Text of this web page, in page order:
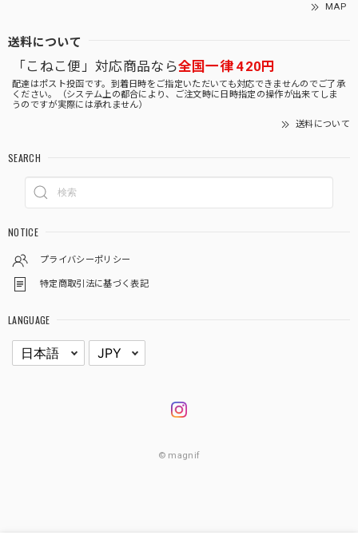
MAP
送料について
「こねこ便」対応商品なら全国一律 420円
配達はポスト投函です。到着日時をご指定いただいても対応できませんのでご了承
ください。（システム上の都合により、ご注文時に日時指定の操作が出来てしま
うのですが実際には承れません）
送料について
SEARCH
NOTICE
プライバシーポリシー
特定商取引法に基づく表記
LANGUAGE
© magnif